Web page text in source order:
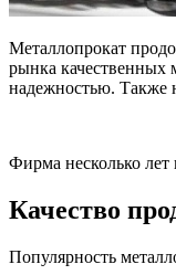
Металлопрокат
рынка качественных
надежностью. Также
Фирма несколько лет
Качество
Популярность